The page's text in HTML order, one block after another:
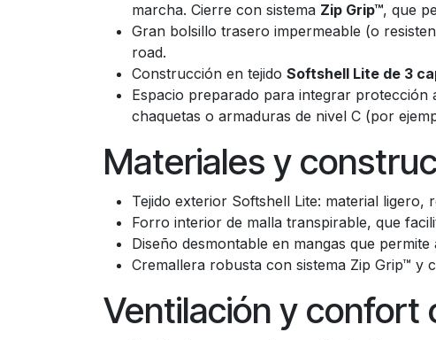
marcha. Cierre con sistema Zip Grip™, que
Gran bolsillo trasero impermeable (o
road.
Construcción en tejido Softshell Lite de 3
Espacio preparado para integrar
chaquetas o armaduras de nivel C (por
Materiales y
Tejido exterior Softshell Lite: material
Forro interior de malla transpirable, que
Diseño desmontable en mangas que
Cremallera robusta con sistema Zip Grip™ y
Ventilación y confort